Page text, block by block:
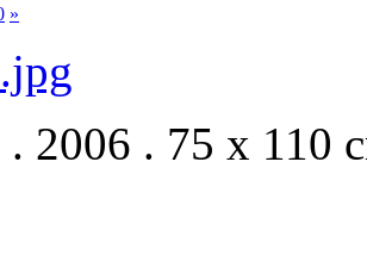
»
. 2006 . 75 x 110